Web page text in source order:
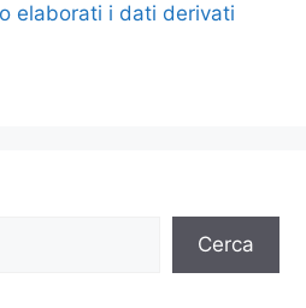
elaborati i dati derivati
Cerca